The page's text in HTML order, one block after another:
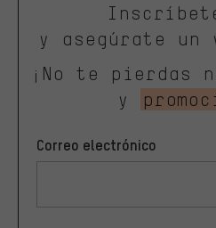
y asegúrate un
¡No te pierdas
y
Correo electrónico